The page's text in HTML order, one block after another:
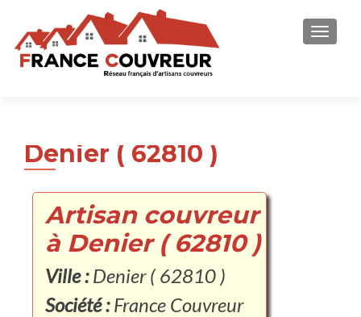
Denier ( 62810 )
Artisan couvreur
à Denier ( 62810 )
Ville :Denier ( 62810 )
Société :France Couvreur